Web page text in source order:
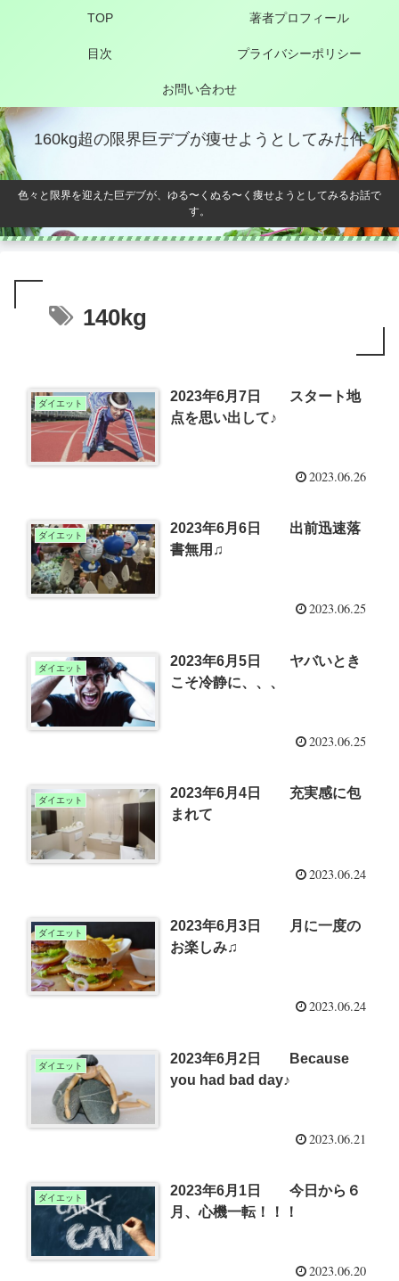
160kg超の限界巨デブが痩せようとしてみた件
色々と限界を迎えた巨デブが、ゆる〜くぬる〜く痩せようとしてみるお話で
す。
TOP 著者プロフィール
目次 プライバシーポリシー
お問い合わせ
140kg
ダイエット
2023年6月7日 スタート地
点を思い出して♪
2023.06.26
ダイエット
2023年6月6日 出前迅速落
書無用♫
2023.06.25
ダイエット
2023年6月5日 ヤバいとき
こそ冷静に、、、
2023.06.25
ダイエット
2023年6月4日 充実感に包
まれて
2023.06.24
ダイエット
2023年6月3日 月に一度の
お楽しみ♫
2023.06.24
ダイエット
2023年6月2日 Because
you had bad day♪
2023.06.21
ダイエット
2023年6月1日 今日から６
月、心機一転！！！
2023.06.20